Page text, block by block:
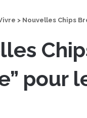
> Nouvelles Chips
pour